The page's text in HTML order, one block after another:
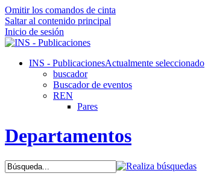
Omitir los comandos de cinta
Saltar al contenido principal
Inicio de sesión
INS - PublicacionesActualmente seleccionado
buscador
Buscador de eventos
REN
Pares
Departamentos